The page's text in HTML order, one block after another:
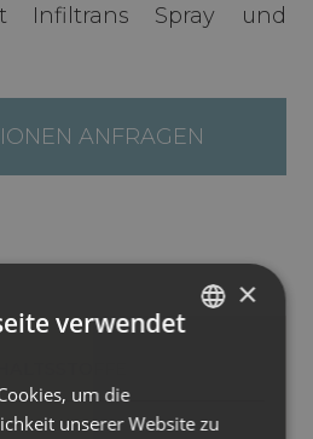
Infiltrans Spray und
ANFRAGEN
×
verwendet
um die
unserer Website zu